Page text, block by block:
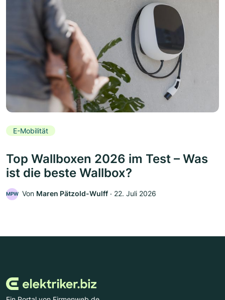
E-Mobilität
Top Wallboxen 2026 im Test – Was
ist die beste Wallbox?
MPW Von Maren Pätzold-Wulff ‧ 22. Juli 2026